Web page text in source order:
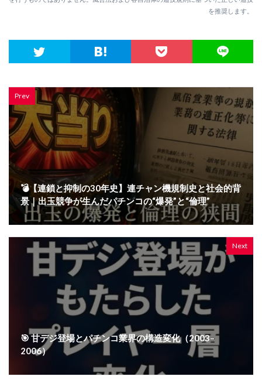
を推奨します。
Prev
💣【連鎖と抑制の30年史】連チャン機規制史と社会的背
景｜出玉競争が生んだパチンコの“爆発”と“倫理”
Next
🎯 甘デジ登場とパチンコ業界の構造変化（2003–
2006）